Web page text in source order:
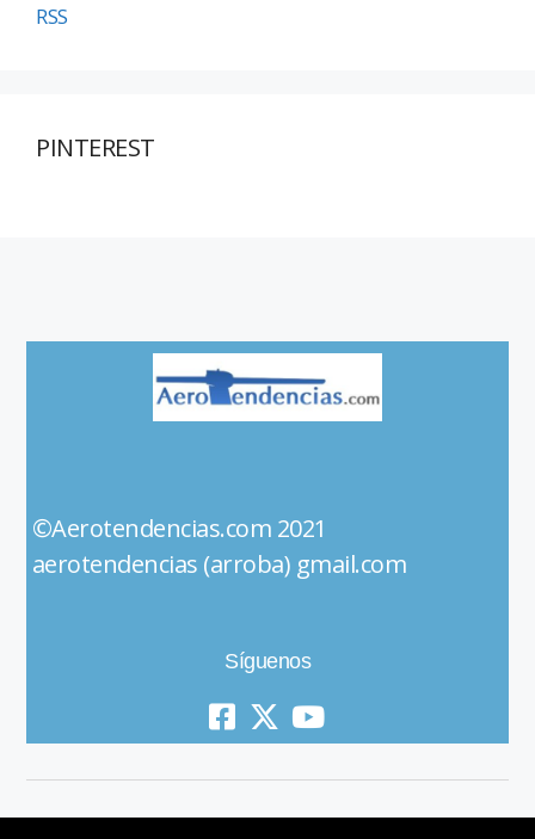
RSS
PINTEREST
©Aerotendencias.com 2021
aerotendencias (arroba) gmail.com
Síguenos